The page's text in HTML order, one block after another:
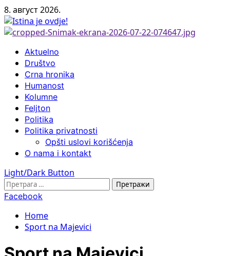
Skip
to
content
8. август 2026.
Primary
Menu
Aktuelno
Društvo
Crna hronika
Humanost
Kolumne
Feljton
Politika
Politika privatnosti
Opšti uslovi korišćenja
O nama i kontakt
Light/Dark Button
Претрага
за:
Facebook
Home
Sport na Majevici